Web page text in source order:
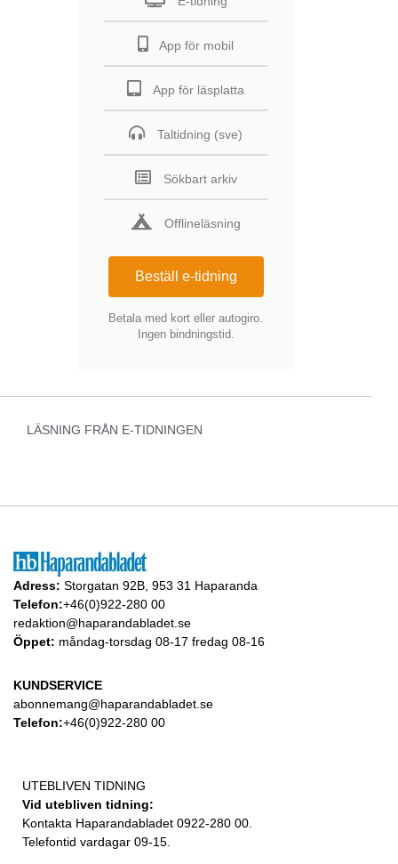
App för mobil
App för läsplatta
Taltidning (sve)
Sökbart arkiv
Offlineläsning
Beställ e-tidning
Betala med kort eller autogiro.
Ingen bindningstid.
LÄSNING FRÅN E-TIDNINGEN
Adress: Storgatan 92B, 953 31 Haparanda
Telefon:+46(0)922-280 00
redaktion@haparandabladet.se
Öppet: måndag-torsdag 08-17 fredag 08-16
KUNDSERVICE
abonnemang@haparandabladet.se
Telefon:+46(0)922-280 00
UTEBLIVEN TIDNING
Vid utebliven tidning:
Kontakta Haparandabladet 0922-280 00.
Telefontid vardagar 09-15.